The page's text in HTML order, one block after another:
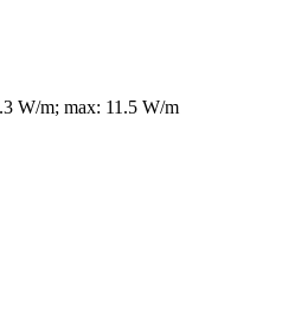
W/m; max: 11.5 W/m